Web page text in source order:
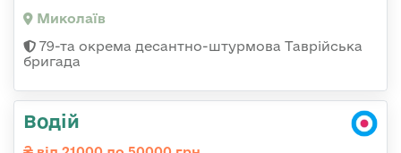
Миколаїв
79-та окрема десантно-штурмова Таврійська
бригада
Водій